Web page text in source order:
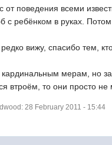
поведения всеми
с ребёнком в руках.
вижу, спасибо тем,
кардинальным мерам, но
втроём, то они просто
28 February 2011 - 15:44